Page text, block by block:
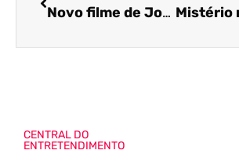
Novo filme de Jordan Peele ganhará trailer nesse fim de semana
CENTRAL DO
ENTRETENDIMENTO